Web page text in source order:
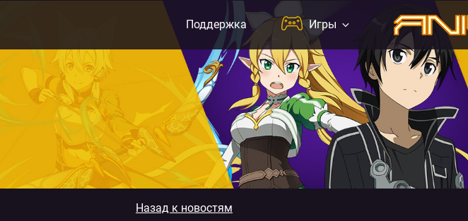
Поддержка Игры
Назад к новостям